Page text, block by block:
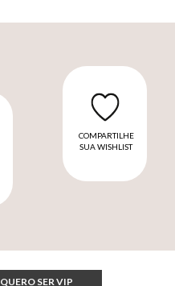
COMPARTILHE
SUA WISHLIST
QUERO SER VIP